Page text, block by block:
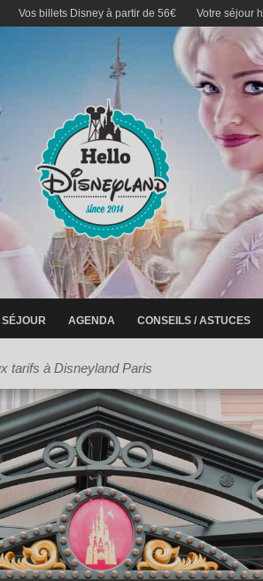
Vos billets Disney à partir de 56€ Votre séjour
AGENDA CONSEILS / ASTUCES
tarifs à Disneyland Paris